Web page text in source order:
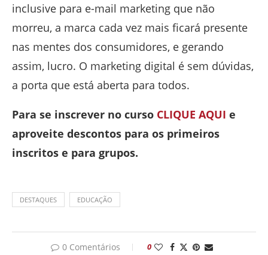
inclusive para e-mail marketing que não
morreu, a marca cada vez mais ficará presente
nas mentes dos consumidores, e gerando
assim, lucro. O marketing digital é sem dúvidas,
a porta que está aberta para todos.
Para se inscrever no curso CLIQUE AQUI e
aproveite descontos para os primeiros
inscritos e para grupos.
DESTAQUES EDUCAÇÃO
0 Comentários 0